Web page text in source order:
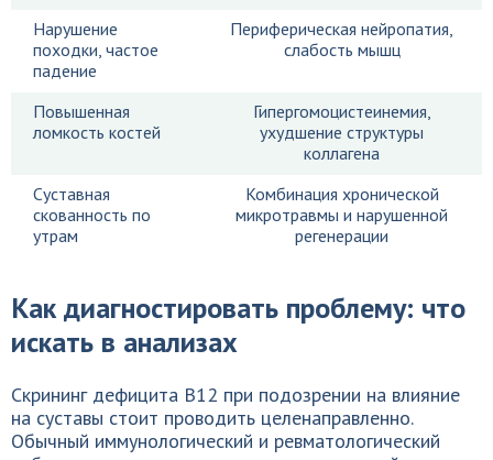
Нарушение
походки, частое
падение
Периферическая нейропатия,
слабость мышц
Повышенная
ломкость костей
Гипергомоцистеинемия,
ухудшение структуры
коллагена
Суставная
скованность по
утрам
Комбинация хронической
микротравмы и нарушенной
регенерации
Как диагностировать проблему: что
искать в анализах
Скрининг дефицита B12 при подозрении на влияние
на суставы стоит проводить целенаправленно.
Обычный иммунологический и ревматологический